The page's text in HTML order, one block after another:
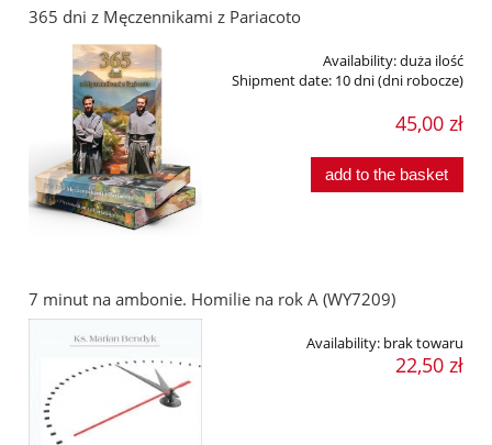
365 dni z Męczennikami z Pariacoto
Availability:duża ilość
Shipment date: 10 dni (dni robocze)
45,00 zł
add to the basket
7 minut na ambonie. Homilie na rok A (WY7209)
Availability: brak towaru
22,50 zł